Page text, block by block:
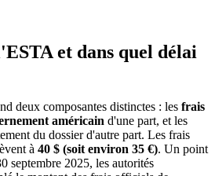
et dans quel délai
deux composantes distinctes : les frais
américain d'une part, et les
du dossier d'autre part. Les frais
à 40 $ (soit environ 35 €). Un point
septembre 2025, les autorités